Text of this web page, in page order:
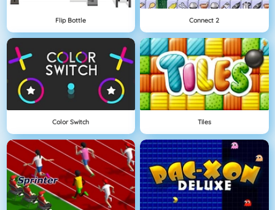
Flip Bottle Connect 2
Color Switch Tiles